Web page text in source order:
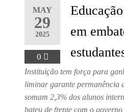
MAY
29
2025
0
em
Instituição tem força para
liminar garante permanência
somam 2,3% dos alunos
bateu de frente com o